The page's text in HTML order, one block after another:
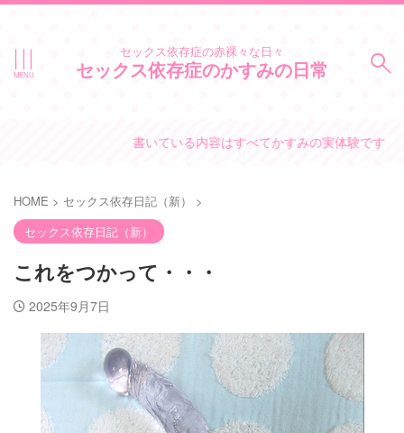
セックス依存症の赤裸々な日々
セックス依存症のかすみの日常
書いている内容はすべてかすみの実体験です。
HOME > セックス依存日記（新）
>
セックス依存日記（新）
これをつかって・・・
2025年9月7日